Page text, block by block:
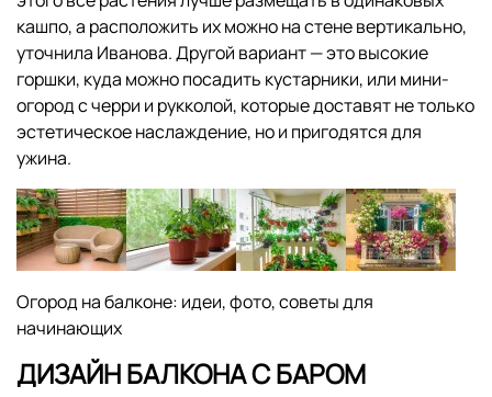
кашпо, а расположить их можно на стене вертикально,
уточнила Иванова. Другой вариант — это высокие
горшки, куда можно посадить кустарники, или мини-
огород с черри и рукколой, которые доставят не только
эстетическое наслаждение, но и пригодятся для
ужина.
Огород на балконе: идеи, фото, советы для
начинающих
ДИЗАЙН БАЛКОНА С БАРОМ